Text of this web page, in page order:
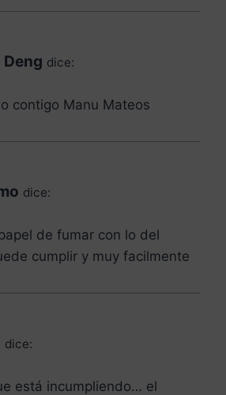
Deng dice:
contigo Manu Mateos
dice:
de fumar con lo del
cumplir y muy facilmente
dice:
está incumpliendo… el